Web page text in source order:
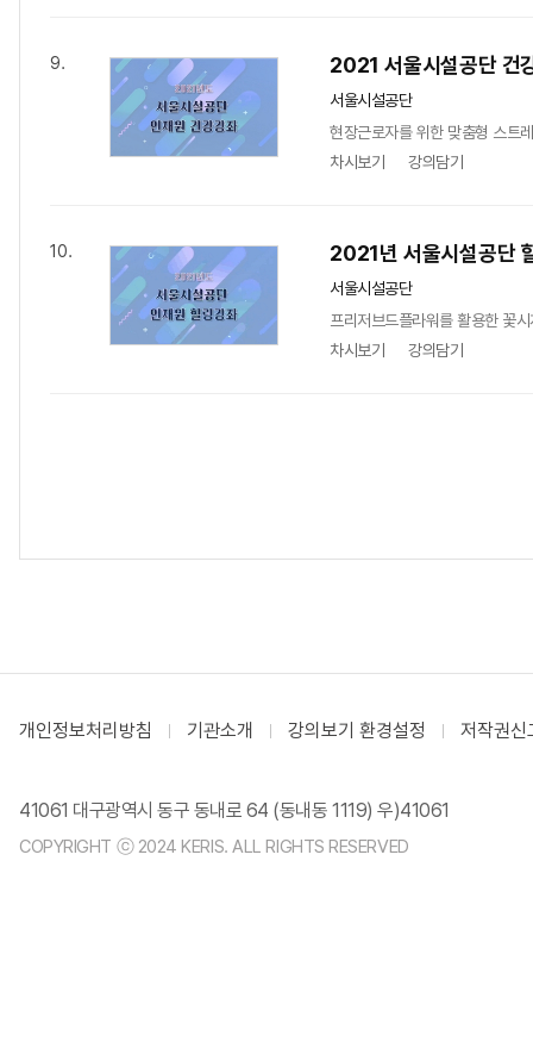
9. 2021 서울시설공단 건
서울시설공단
현장근로자를 위한 맞춤형 스트
차시보기
강의담기
10. 2021년 서울시설공단
서울시설공단
프리저브드플라워를 활용한 꽃
차시보기
강의담기
개인정보처리방침 기관소개 강의보기 환경설정 저작권신
41061 대구광역시 동구 동내로 64 (동내동 1119) 우)41061
COPYRIGHT ⓒ 2024 KERIS. ALL RIGHTS RESERVED